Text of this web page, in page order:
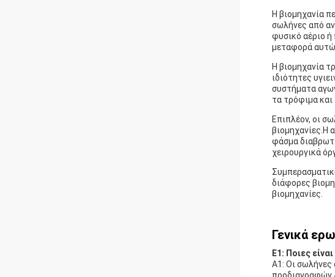
Η βιομηχανία
σωλήνες από
φυσικό αέριο
μεταφορά
Η βιομηχανία
ιδιότητες
συστήματα
τα τρόφιμα
Επιπλέον, οι
βιομηχανίες.Η
φάσμα
χειρουργικά
διάφορες
βιομηχανίες.
Γενικά
Ε1: Ποιες
Α1: Οι σωλήνες